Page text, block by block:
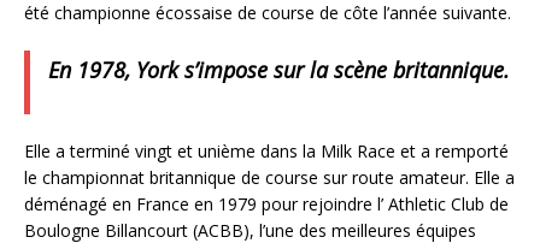
été championne écossaise de course de côte l’année suivante.
En 1978, York s’impose sur la scène britannique.
Elle a terminé vingt et unième dans la Milk Race et a remporté
le championnat britannique de course sur route amateur. Elle a
déménagé en France en 1979 pour rejoindre l’ Athletic Club de
Boulogne Billancourt (ACBB), l’une des meilleures équipes